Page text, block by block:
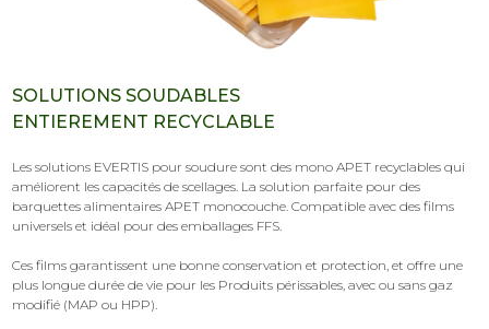
SOLUTIONS SOUDABLES
ENTIEREMENT RECYCLABLE
Les solutions EVERTIS pour soudure sont des mono APET recyclables qui
améliorent les capacités de scellages. La solution parfaite pour des
barquettes alimentaires APET monocouche. Compatible avec des films
universels et idéal pour des emballages FFS.
Ces films garantissent une bonne conservation et protection, et offre une
plus longue durée de vie pour les Produits périssables, avec ou sans gaz
modifié (MAP ou HPP).